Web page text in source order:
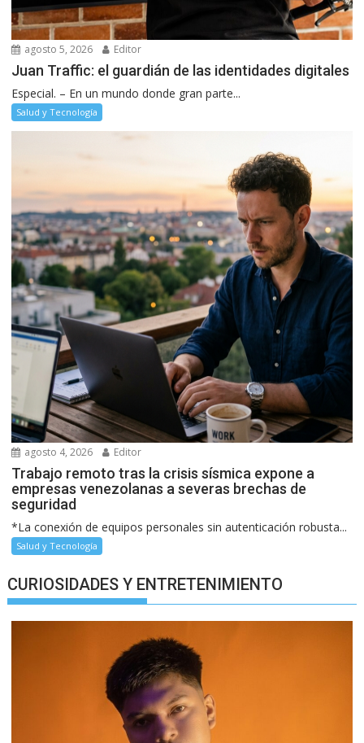
agosto 5, 2026 Editor
Juan Traffic: el guardián de las identidades digitales
Especial. – En un mundo donde gran parte...
Salud y Tecnología
agosto 4, 2026 Editor
Trabajo remoto tras la crisis sísmica expone a
empresas venezolanas a severas brechas de
seguridad
*La conexión de equipos personales sin autenticación robusta...
Salud y Tecnología
CURIOSIDADES Y ENTRETENIMIENTO